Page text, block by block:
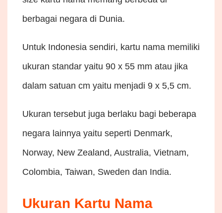
berbagai negara di Dunia.
Untuk Indonesia sendiri, kartu nama memiliki
ukuran standar yaitu 90 x 55 mm atau jika
dalam satuan cm yaitu menjadi 9 x 5,5 cm.
Ukuran tersebut juga berlaku bagi beberapa
negara lainnya yaitu seperti Denmark,
Norway, New Zealand, Australia, Vietnam,
Colombia, Taiwan, Sweden dan India.
Ukuran Kartu Nama